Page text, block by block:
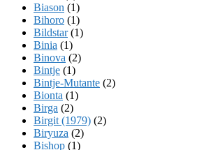
Biason (1)
Bihoro (1)
Bildstar(1)
Binia (1)
Binova (2)
Bintje (1)
Bintje-Mutante (2)
Bionta (1)
Birga (2)
Birgit (1979) (2)
Biryuza (2)
Bishop (1)